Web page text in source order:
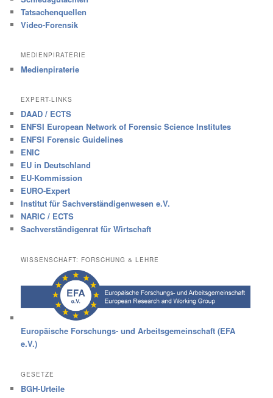
Tatsachenquellen
Video-Forensik
MEDIENPIRATERIE
Medienpiraterie
EXPERT-LINKS
DAAD / ECTS
ENFSI European Network of Forensic Science Institutes
ENFSI Forensic Guidelines
ENIC
EU in Deutschland
EU-Kommission
EURO-Expert
Institut für Sachverständigenwesen e.V.
NARIC / ECTS
Sachverständigenrat für Wirtschaft
WISSENSCHAFT: FORSCHUNG & LEHRE
Europäische Forschungs- und Arbeitsgemeinschaft (EFA
e.V.)
GESETZE
BGH-Urteile